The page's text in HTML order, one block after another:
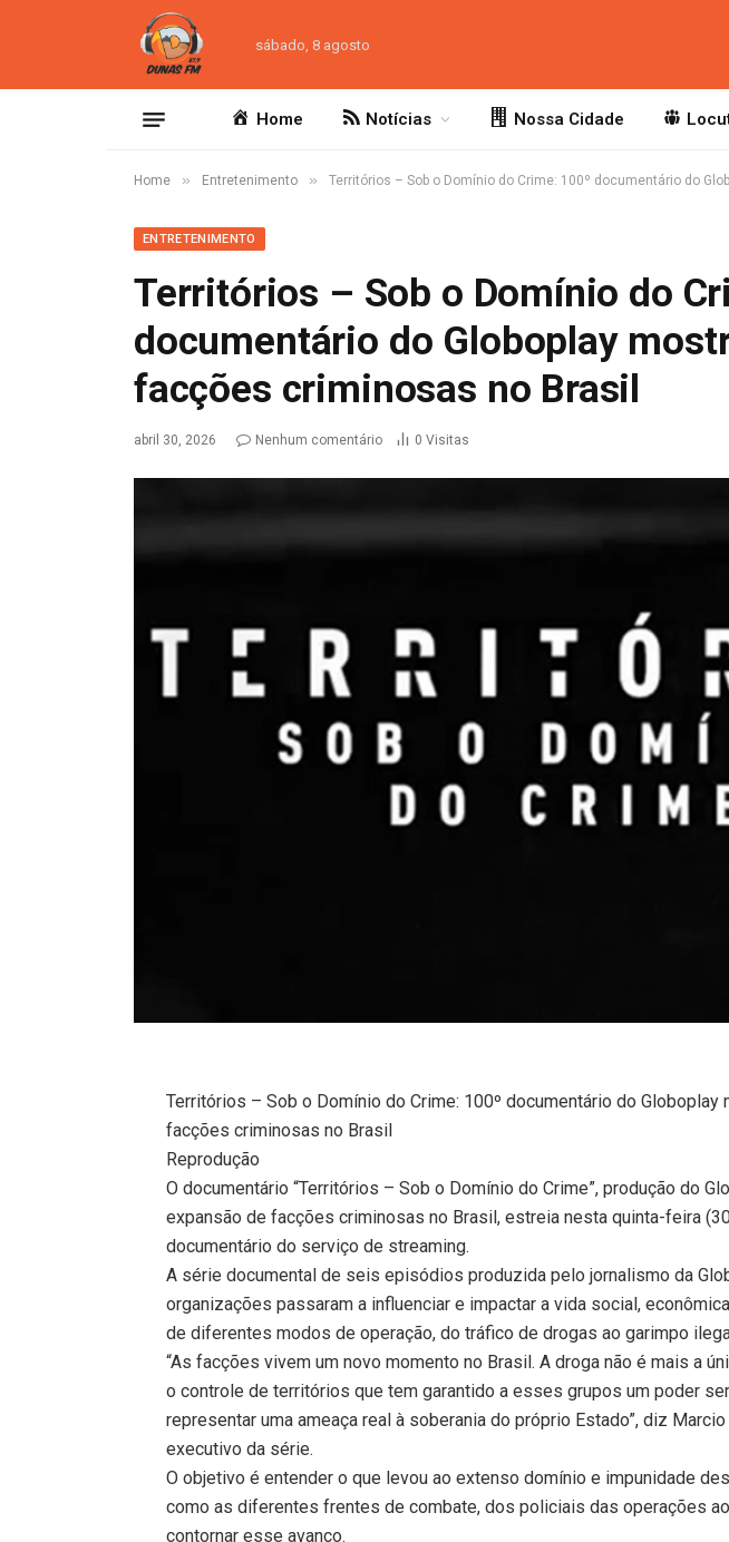
sábado, 8 agosto
Home Notícias Nossa Cidade
Home » Entretenimento » Territórios – Sob o Domínio do Crime: 100º documentário do
ENTRETENIMENTO
Territórios – Sob o Domínio do
documentário do Globoplay
facções criminosas no Brasil
abril 30, 2026 Nenhum comentário 0 Visitas
Territórios – Sob o Domínio do Crime: 100º documentário do Globoplay
facções criminosas no Brasil
Reprodução
O documentário “Territórios – Sob o Domínio do Crime”, produção do
expansão de facções criminosas no Brasil, estreia nesta quinta-feira
documentário do serviço de streaming.
A série documental de seis episódios produzida pelo jornalismo da
organizações passaram a influenciar e impactar a vida social,
de diferentes modos de operação, do tráfico de drogas ao garimpo
“As facções vivem um novo momento no Brasil. A droga não é mais a
o controle de territórios que tem garantido a esses grupos um poder
representar uma ameaça real à soberania do próprio Estado”, diz
executivo da série.
O objetivo é entender o que levou ao extenso domínio e impunidade
como as diferentes frentes de combate, dos policiais das operações
contornar esse avanço.